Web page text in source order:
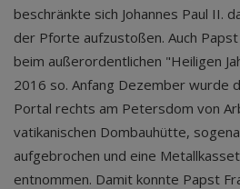
beschränkte sich Johannes Paul II.
der Pforte aufzustoßen. Auch
beim außerordentlichen "Heiligen
2016 so. Anfang Dezember wurde
Portal rechts am Petersdom von
vatikanischen Dombauhütte,
aufgebrochen und eine
entnommen. Damit konnte Papst